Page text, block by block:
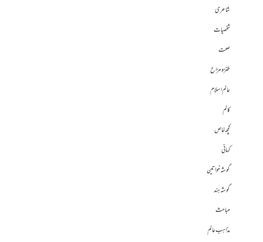
شاعری
شخصیات
صحت
طنز و مزاح
عالم اسلام
کالم
کچھ خاص
کہانی
گوشہ خواتین
گوشہ ہند
مباحث
مذاہب عالم